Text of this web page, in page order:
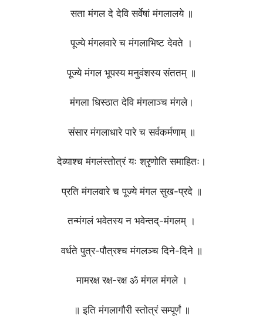
सता मंगल दे देवि सर्वेषां मंगलालये ॥
पूज्ये मंगलवारे च मंगलाभिष्ट देवते ।
पूज्ये मंगल भूपस्य मनुवंशस्य संततम् ॥
मंगला धिस्ठात देवि मंगलाञ्च मंगले।
संसार मंगलाधारे पारे च सर्वकर्मणाम् ॥
देव्याश्च मंगलंस्तोत्रं यः श्रृणोति समाहितः।
प्रति मंगलवारे च पूज्ये मंगल सुख-प्रदे ॥
तन्मंगलं भवेतस्य न भवेन्तद्-मंगलम् ।
वर्धते पुत्र-पौत्रश्च मंगलञ्च दिने-दिने ॥
मामरक्ष रक्ष-रक्ष ॐ मंगल मंगले ।
॥ इति मंगलागौरी स्तोत्रं सम्पूर्णं ॥